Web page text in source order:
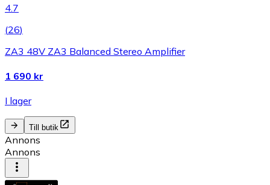
4.7
(26)
ZA3 48V ZA3 Balanced Stereo Amplifier
1 690 kr
I lager
Till butik
Annons
Annons